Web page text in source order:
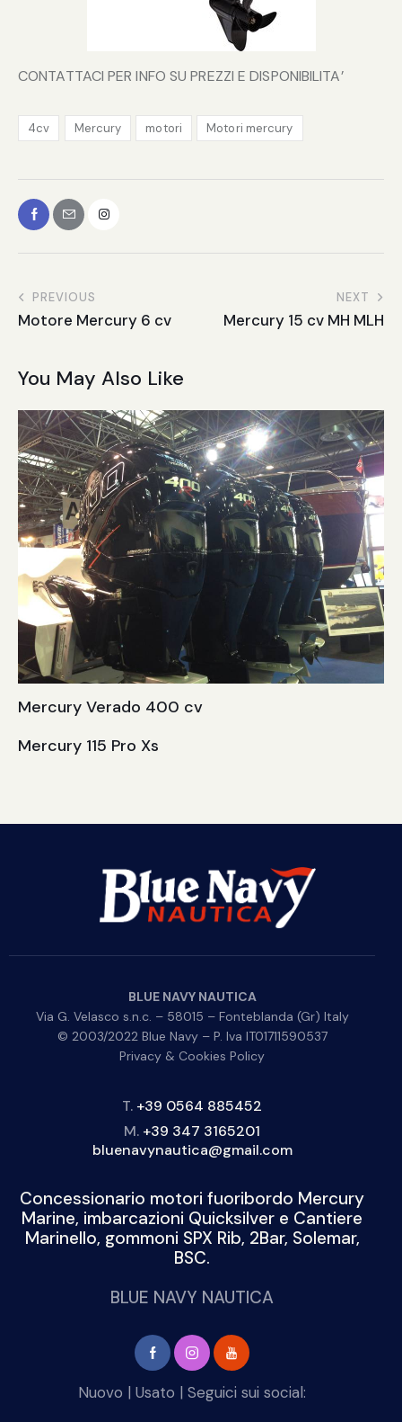
CONTATTACI PER INFO SU PREZZI E DISPONIBILITA’
4cv Mercury motori Motori mercury
PREVIOUS
Motore Mercury 6 cv
NEXT
Mercury 15 cv MH MLH
You May Also Like
Mercury Verado 400 cv
Mercury 115 Pro Xs
BLUE NAVY NAUTICA
Via G. Velasco s.n.c. – 58015 – Fonteblanda (Gr) Italy
© 2003/2022 Blue Navy – P. Iva IT01711590537
Privacy & Cookies Policy
T. +39 0564 885452
M. +39 347 3165201
bluenavynautica@gmail.com
Concessionario motori fuoribordo Mercury
Marine, imbarcazioni Quicksilver e Cantiere
Marinello, gommoni SPX Rib, 2Bar, Solemar,
BSC.
BLUE NAVY NAUTICA
Nuovo | Usato | Seguici sui social: